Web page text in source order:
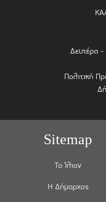
Δευτέρα
Πολιτική
Sitemap
Το Ίλιον
Η Δήμαρχος